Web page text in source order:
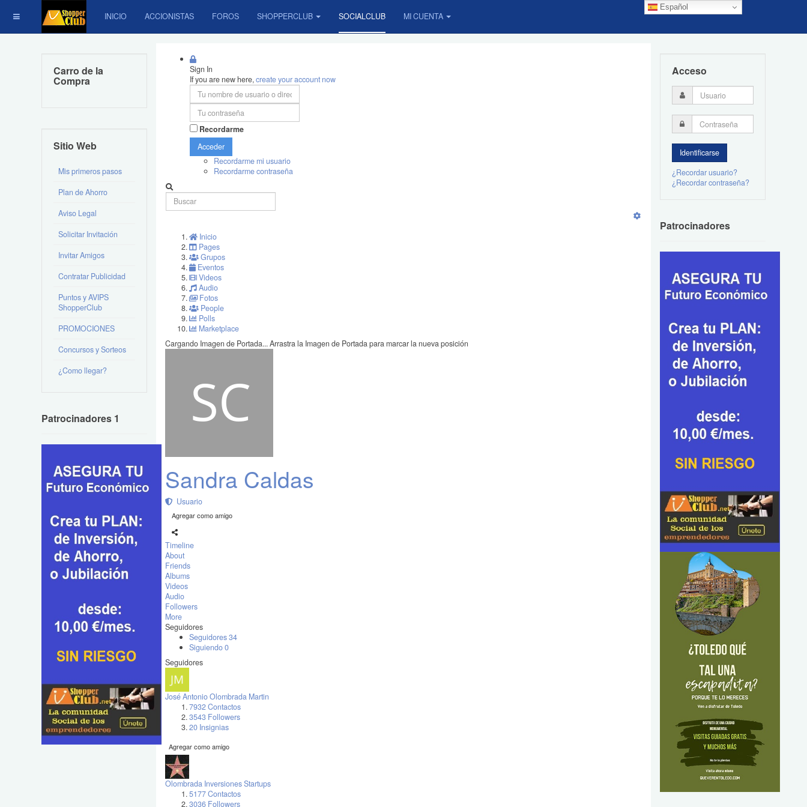
Español
INICIO ACCIONISTAS FOROS SHOPPERCLUB SOCIALCLUB MI CUENTA
Sign In
If you are new here,create your account now
Recordarme
Acceder
Recordarme mi usuario
Recordarme contraseña
Inicio
Pages
Grupos
Eventos
Videos
Audio
Fotos
People
Polls
Marketplace
Cargando Imagen de Portada...Arrastra la Imagen de Portada para marcar la nueva posición
Sandra Caldas
Usuario
Agregar como amigo
Timeline
About
Friends
Albums
Videos
Audio
Followers
More
Seguidores
Seguidores34
Siguiendo0
Seguidores
José Antonio Olombrada Martin
7932 Contactos
3543 Followers
20 Insignias
Agregar como amigo
Olombrada Inversiones Startups
5177 Contactos
3036 Followers
Carro de la
Compra
Sitio Web
Mis primeros pasos
Plan de Ahorro
Aviso Legal
Solicitar Invitación
Invitar Amigos
Contratar Publicidad
Puntos y AVIPS
ShopperClub
PROMOCIONES
Concursos y Sorteos
¿Como llegar?
Patrocinadores 1
Acceso
¿Recordar usuario?
¿Recordar contraseña?
Patrocinadores